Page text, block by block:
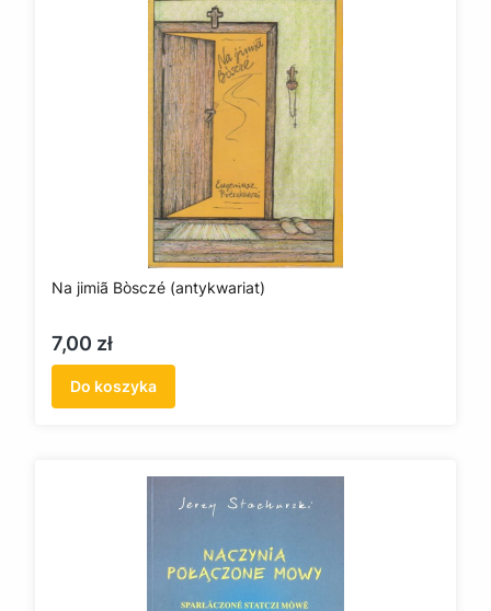
Na jimiã Bòsczé (antykwariat)
Cena
7,00 zł
Do koszyka